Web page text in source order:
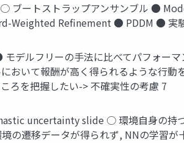
ブートストラップアンサンブル ●
Weighted Refinement ● PDDM ● 実
デルフリーの手法に比べてパフォー
おいて報酬が高く得られるような行
ろを把握したい-> 不確実性の考慮 7
uncertainty slide ○ 環境自身の持
遷移データが得られず, NNの学習が